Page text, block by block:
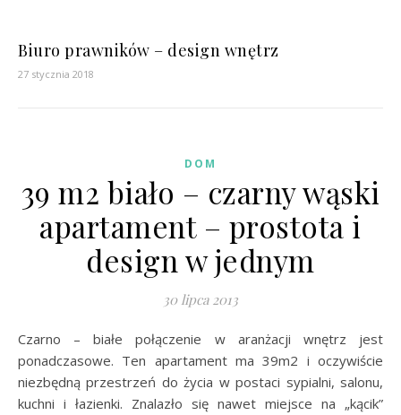
Biuro prawników – design wnętrz
27 stycznia 2018
DOM
39 m2 biało – czarny wąski
apartament – prostota i
design w jednym
30 lipca 2013
Czarno – białe połączenie w aranżacji wnętrz jest
ponadczasowe. Ten apartament ma 39m2 i oczywiście
niezbędną przestrzeń do życia w postaci sypialni, salonu,
kuchni i łazienki. Znalazło się nawet miejsce na „kącik”